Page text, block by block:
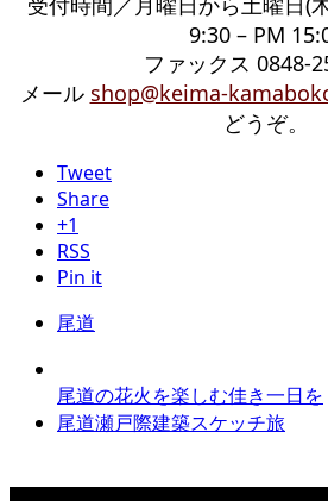
9:30 – PM
ファックス 0848-
メール shop@keima-
どうぞ。
Tweet
Share
+1
RSS
Pin it
尾道
尾道の花火を楽しむ佳き一日を
尾道瀬戸際建築スケッチ旅